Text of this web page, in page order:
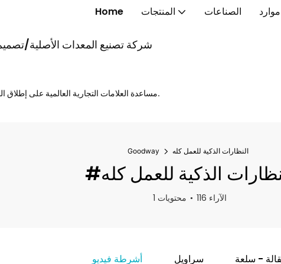
Home المنتجات الصناعات موارد
شركة تصنيع المعدات الأصلية/تصميم
مساعدة العلامات التجارية العالمية على إطلاق الخواتم الذكية والنظارات الذكية والساعات الذكية بشكل أسرع.
Goodway النظارات الذكية للعمل كله
الذكية للعمل كله
1 محتويات 116 الآراء
أشرطة فيديو سراويل - سلعة